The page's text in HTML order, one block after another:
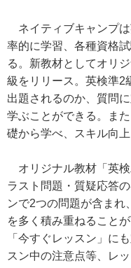
ネイティブキャンプ
率的に学習、各種資格
る。新教材としてオリ
級をリリース。英検準2
出題されるのか、質問
学ぶことができる。ま
礎から学べ、スキル向上
オリジナル教材「英検
ラスト問題・質疑応答
ンで2つの問題が含まれ
を多く積み重ねること
「今すぐレッスン」に
スン中の注意点等、レ